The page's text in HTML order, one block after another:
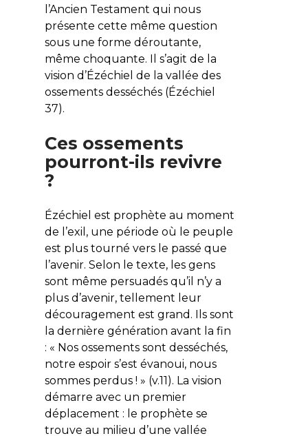
l’Ancien Testament qui nous
présente cette même question
sous une forme déroutante,
même choquante. Il s’agit de la
vision d’Ézéchiel de la vallée des
ossements desséchés (Ézéchiel
37).
Ces ossements
pourront-ils revivre
?
Ézéchiel est prophète au moment
de l’exil, une période où le peuple
est plus tourné vers le passé que
l’avenir. Selon le texte, les gens
sont même persuadés qu’il n’y a
plus d’avenir, tellement leur
découragement est grand. Ils sont
la dernière génération avant la fin
: « Nos ossements sont desséchés,
notre espoir s’est évanoui, nous
sommes perdus ! » (v.11). La vision
démarre avec un premier
déplacement : le prophète se
trouve au milieu d’une vallée